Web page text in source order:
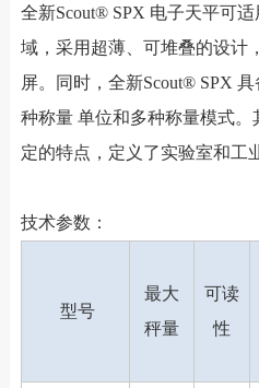
全新Scout® SPX 电子天平可
域，采用超薄、可堆叠的设计
屏。同时，全新Scout® SPX
种称量 单位和多种称量模式
定的特点，定义了实验室和工
技术参数：
型号
最大
秤量
可读
性